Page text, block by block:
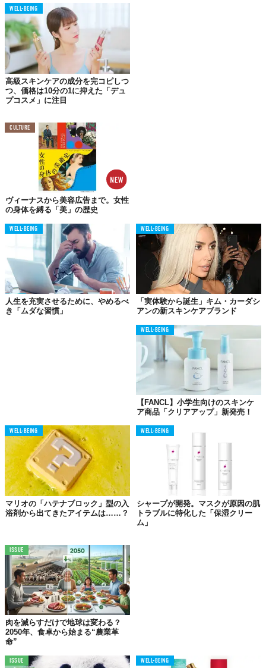
『 #BodyHairPositive』
【特設サイト】
https://schick.jp/pages/bhp
Top image: ©
この世界は、もっと広いはずだ。
WELL-BEING
高級スキンケアの成分を完コピしつ
つ、価格は10分の1に抑えた「デュ
プコスメ」に注目
CULTURE
ヴィーナスから美容広告まで。女性
の身体を縛る「美」の歴史
WELL-BEING
人生を充実させるために、やめるべ
き「ムダな習慣」
WELL-BEING
「実体験から誕生」キム・カーダシ
アンの新スキンケアブランド
WELL-BEING
【FANCL】小学生向けのスキンケ
ア商品「クリアアップ」新発売！
WELL-BEING
マリオの「ハテナブロック」型の入
浴剤から出てきたアイテムは……？
WELL-BEING
シャープが開発。マスクが原因の肌
トラブルに特化した「保湿クリー
ム」
ISSUE
肉を減らすだけで地球は変わる？
2050年、食卓から始まる“農業革
命”
ISSUE WELL-BEING